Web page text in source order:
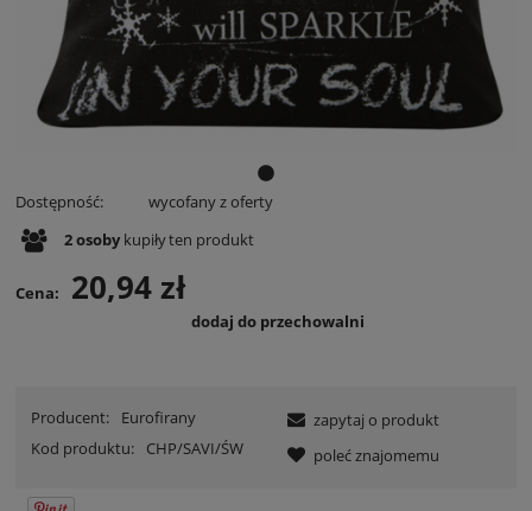
Dostępność:
wycofany z oferty
2osoby kupiłyten produkt
Cena: 20,94 zł
dodaj do przechowalni
Producent:
Eurofirany
Kod produktu:
CHP/SAVI/ŚW
zapytaj o produkt
poleć znajomemu